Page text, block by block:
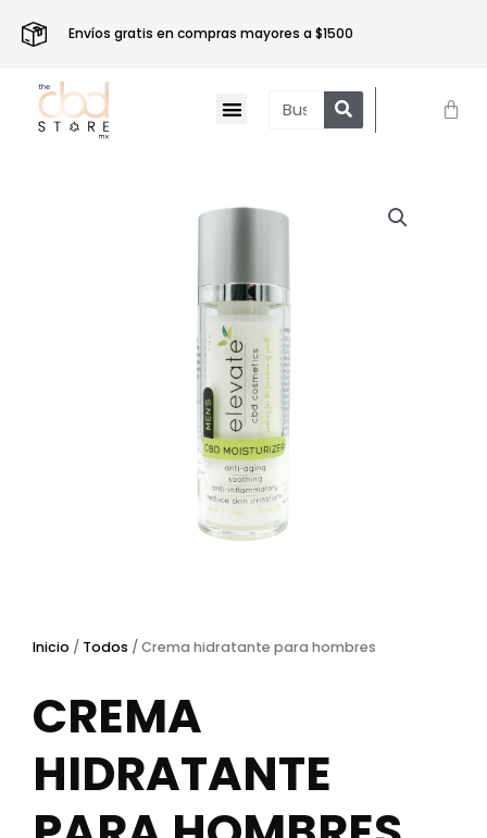
Envíos gratis en compras mayores a $1500
Search
Inicio / Todos / Crema hidratante para hombres
CREMA
HIDRATANTE